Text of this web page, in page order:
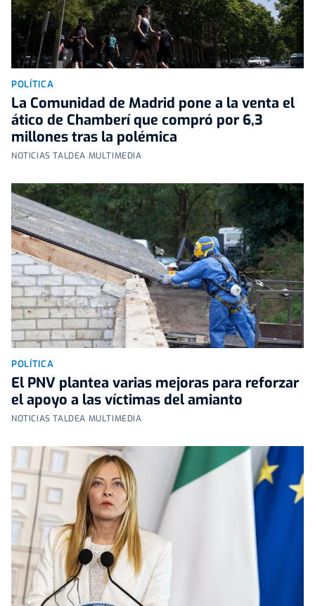
POLÍTICA
La Comunidad de Madrid pone a la venta el
ático de Chamberí que compró por 6,3
millones tras la polémica
NOTICIAS TALDEA MULTIMEDIA
POLÍTICA
El PNV plantea varias mejoras para reforzar
el apoyo a las víctimas del amianto
NOTICIAS TALDEA MULTIMEDIA